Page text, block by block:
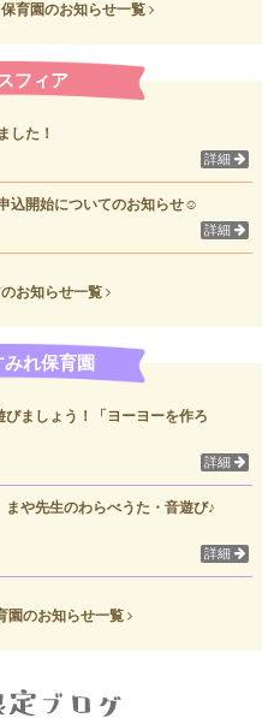
育園のお知らせ一覧
フィア
した！
詳細
開始についてのお知らせ☺
詳細
お知らせ一覧
れ保育園
ましょう！「ヨーヨーを作ろ
詳細
まや先生のわらべうた・音遊び♪
詳細
園のお知らせ一覧